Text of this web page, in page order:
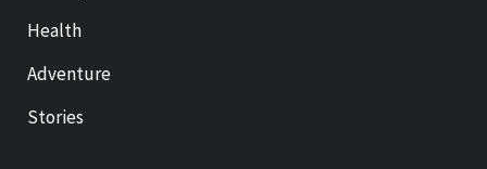
Health
Adventure
Stories